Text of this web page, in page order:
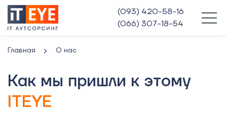
(093) 420-58-16
(066) 307-18-54
Главная О нас
Как мы пришли к этому
ITEYE